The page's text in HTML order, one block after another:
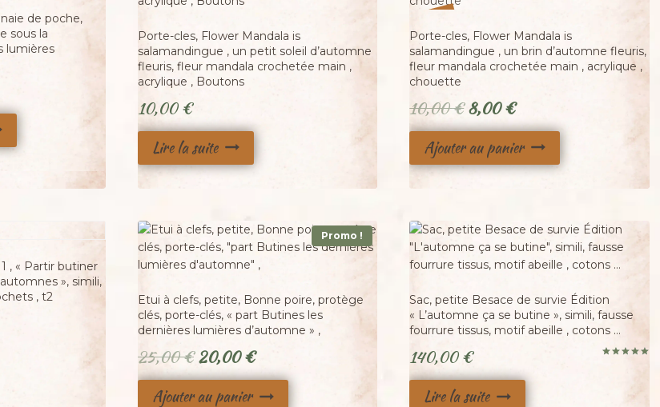
de poche,
sous la
lumières
Adopté
Porte-cles, Flower Mandala is
salamandingue , un petit soleil d’automne
fleuris, fleur mandala crochetée main ,
acrylique , Boutons
10,00€
Lire la suite
20
Porte-cles, Flower Mandala is
salamandingue , un brin d’automne fleuris,
fleur mandala crochetée main , acrylique ,
chouette
10,00€ Le
prix
initial
était :
8,00€Le
prix
actuel
Ajouter au panier
, « Partir butiner
», simili,
, t2
Promo !
Etui à clefs, petite, Bonne poire, protège
clés, porte-clés, « part Butines les
dernières lumières d’automne » ,
25,00€ Le
prix
20,00€Le
prix
Ajouter au panier
Adopté
Sac, petite Besace de survie Édition
« L’automne ça se butine », simili, fausse
fourrure tissus, motif abeille , cotons …
140,00€
Lire la suite